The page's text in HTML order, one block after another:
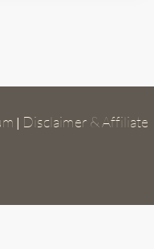
| Disclaimer & Affiliate